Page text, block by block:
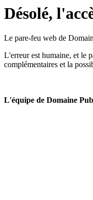
Désolé,
Le pare-feu web de
L'erreur est humaine, et le
complémentaires et la
L'équipe de Domaine